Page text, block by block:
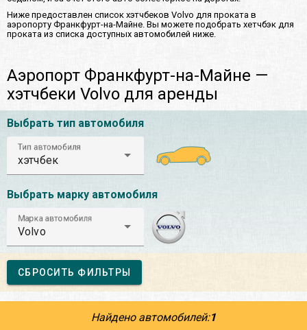
Ниже предоставлен список хэтчбеков Volvo для проката в
аэропорту Франкфурт-на-Майне. Вы можете подобрать хетчбэк для
проката из списка доступных автомобилей ниже.
Аэропорт Франкфурт-на-Майне —
хэтчбеки Volvo для аренды
Выбрать тип автомобиля
Тип автомобиля
хэтчбек
Выбрать марку автомобиля
Марка автомобиля
Volvo
СБРОСИТЬ ФИЛЬТРЫ
Найдено автомобилей:1